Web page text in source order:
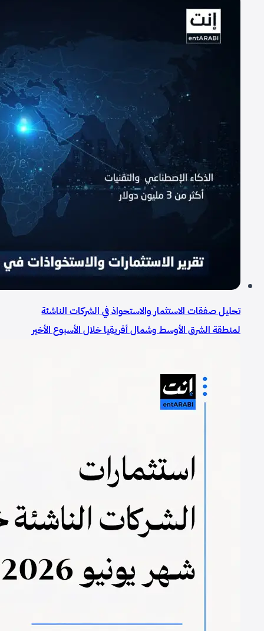
تحليل صفقات الاستثمار والاستحواذ في الشركات الناشئة
لمنطقة الشرق الأوسط وشمال أفريقيا خلال الأسبوع الأخير